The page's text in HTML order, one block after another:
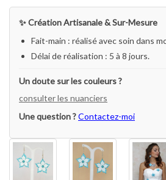
✨ Création Artisanale & Sur-Mesure
Fait-main : réalisé avec soin dans
Délai de réalisation : 5 à 8 jours.
Un doute sur les couleurs ?
consulter les nuanciers
Une question ?Contactez-moi